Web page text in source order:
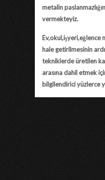
metalin
vermekteyiz.
Ev,okul,işyeri,eğlence
hale getirilmesinin
tekniklerde üretilen
arasına dahil etmek
bilgilendirici yüzlerce